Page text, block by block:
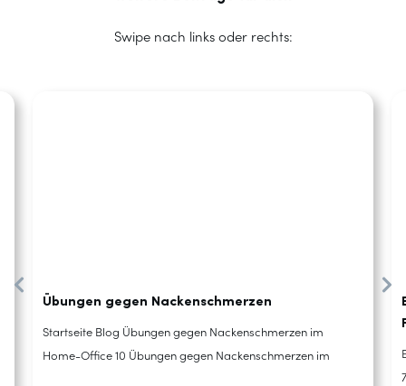
Swipe nach links oder rechts:
Übungen gegen Nackenschmerzen
Startseite Blog Übungen gegen Nackenschmerzen im
Home-Office 10 Übungen gegen Nackenschmerzen im